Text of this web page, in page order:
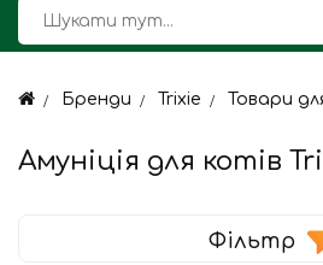
Бренди Trixie Товари
Амуніція для котів
Фільтр